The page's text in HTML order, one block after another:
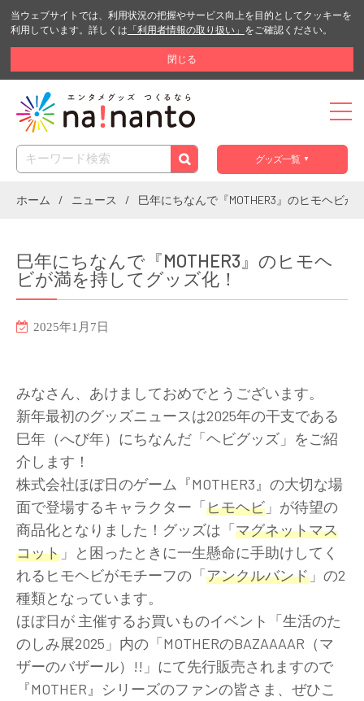
当ウェブサイトでは、利用状況の把握やサービス向上を目的としてクッキーを
利用しています。詳しくは 「利用者情報の取り扱い」 をご確認ください。
閉じる
グッズ一覧
ホーム ニュース 巳年にちなんで『MOTHER3』のヒモヘビが
巳年にちなんで『MOTHER3』のヒモヘ
ビが満を持してグッズ化！
2025年1月7日
みなさん、あけましておめでとうございます。
新年最初のグッズニュースは2025年の干支である
巳年（へび年）にちなんだ「ヘビグッズ」をご紹
介します！
株式会社ほぼ日のゲーム『MOTHER3』の大切な場
面で登場するキャラクター「ヒモヘビ 」が待望の
商品化となりました！グッズは「マグネットマス
コット 」と困ったときに一生懸命に手助けしてく
れるヒモヘビがモチーフの「アンクルバンド 」の2
種類となっています。
ほぼ日が 主催するお買いものイベント「生活のた
のしみ展2025」内の「MOTHERのBAZAAAAR（マ
ザーのバザール）!!」にて先行販売されますので
『MOTHER』シリーズのファンの皆さま、ぜひこ